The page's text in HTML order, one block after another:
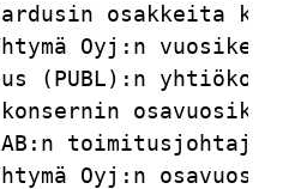
Sardusin
Yhtymä
(PUBL):n
konsernin
AB:n
Yhtymä Oyj:n